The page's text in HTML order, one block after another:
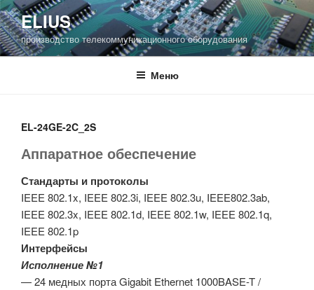
Перейти
к
содержимому
ELIUS
производство телекоммуникационного оборудования
Меню
EL-24GE-2C_2S
Аппаратное обеспечение
Стандарты и протоколы
IEEE 802.1x, IEEE 802.3i, IEEE 802.3u, IEEE802.3ab,
IEEE 802.3x, IEEE 802.1d, IEEE 802.1w, IEEE 802.1q,
IEEE 802.1p
Интерфейсы
Исполнение №1
— 24 медных порта Gigabit Ethernet 1000BASE-T /